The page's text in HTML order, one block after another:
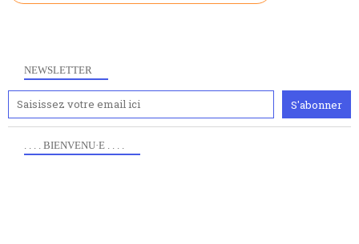
NEWSLETTER
. . . . BIENVENU·E . . . .